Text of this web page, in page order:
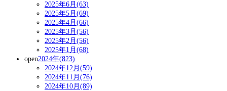
2025年6月(63)
2025年5月(69)
2025年4月(66)
2025年3月(56)
2025年2月(56)
2025年1月(68)
open2024年(823)
2024年12月(59)
2024年11月(76)
2024年10月(89)